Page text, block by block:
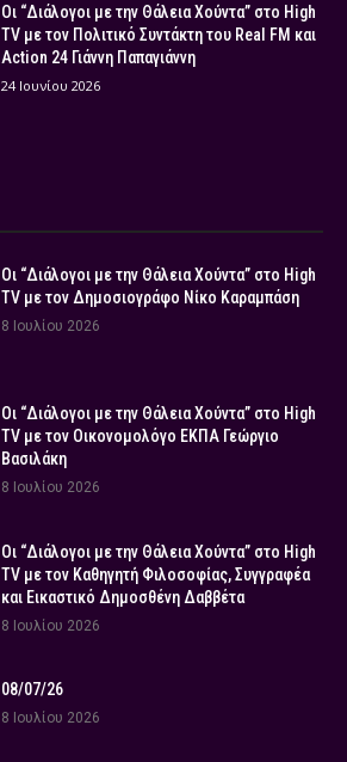
Οι “Διάλογοι με την Θάλεια Χούντα” στο High
TV με τον Πολιτικό Συντάκτη του Real FM και
Action 24 Γιάννη Παπαγιάννη
24 Ιουνίου 2026
Οι “Διάλογοι με την Θάλεια Χούντα” στο High
TV με τον Δημοσιογράφο Νίκο Καραμπάση
8 Ιουλίου 2026
Οι “Διάλογοι με την Θάλεια Χούντα” στο High
TV με τον Οικονομολόγο ΕΚΠΑ Γεώργιο
Βασιλάκη
8 Ιουλίου 2026
Οι “Διάλογοι με την Θάλεια Χούντα” στο High
TV με τον Καθηγητή Φιλοσοφίας, Συγγραφέα
και Εικαστικό Δημοσθένη Δαββέτα
8 Ιουλίου 2026
08/07/26
8 Ιουλίου 2026